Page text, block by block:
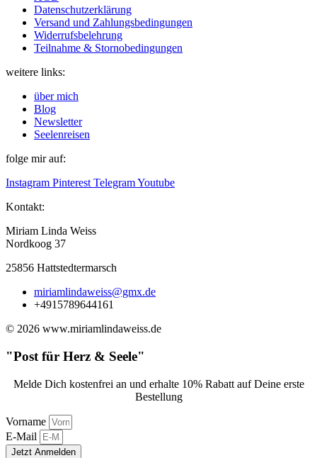
Datenschutzerklärung
Versand und Zahlungsbedingungen
Widerrufsbelehrung
Teilnahme & Stornobedingungen
weitere links:
über mich
Blog
Newsletter
Seelenreisen
folge mir auf:
Instagram Pinterest TelegramYoutube
Kontakt:
Miriam Linda Weiss
Nordkoog 37
25856 Hattstedtermarsch
miriamlindaweiss@gmx.de
+4915789644161
© 2026 www.miriamlindaweiss.de
"Post für Herz & Seele"
Melde Dich kostenfrei an und erhalte 10% Rabatt auf Deine erste
Bestellung
Vorname
E-Mail
Jetzt Anmelden